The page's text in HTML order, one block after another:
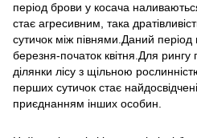
період брови у косача
стає агресивним, така
сутичок між півнями.Даний період
березня-початок квітня.Для рингу
ділянки лісу з щільною
перших сутичок стає
приєднанням інших особин.